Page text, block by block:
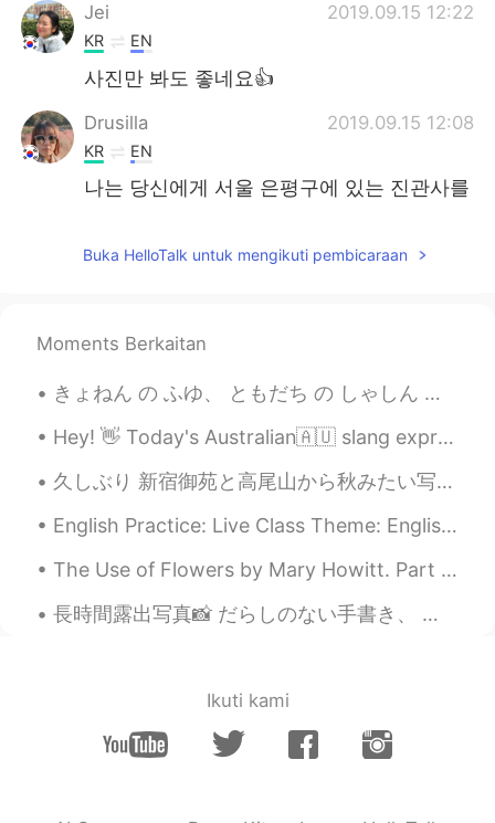
Jei 2019.09.15 12:22
KR EN
사진만 봐도 좋네요👍
Drusilla 2019.09.15 12:08
KR EN
나는 당신에게 서울 은평구에 있는 진관사를
Buka HelloTalk untuk mengikuti pembicaraan
Moments Berkaitan
きょねん の ふゆ、 ともだち の しゃしん を とりました。 しゃしん に カラフル な ライト を つかいたかった 。 I took this picture of my friend l...
Hey! 👋 Today's Australian🇦🇺 slang expression is: You beauty! 😎 Which means great/awesome/you're...
久しぶり 新宿御苑と高尾山から秋みたい写真です Long time no see Here are some fall photos from Shinjuku National Garden ...
English Practice: Live Class Theme: English Learning Tips Use the link below to join my upcomin...
The Use of Flowers by Mary Howitt. Part 2 of 2. Our outward life requires them not,— Then whe...
長時間露出写真📸 だらしのない手書き、 ハート、 スター、 と巨人。 Long exposure photography📸 Messy handwriting, Hearts, Stars,...
Ikuti kami